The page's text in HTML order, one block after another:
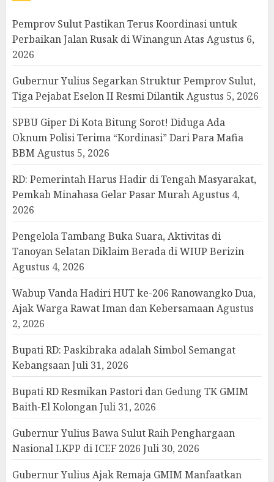
Pemprov Sulut Pastikan Terus Koordinasi untuk
Perbaikan Jalan Rusak di Winangun Atas Agustus 6,
2026
Gubernur Yulius Segarkan Struktur Pemprov Sulut,
Tiga Pejabat Eselon II Resmi DilantikAgustus 5, 2026
SPBU Giper Di Kota Bitung Sorot! Diduga Ada
Oknum Polisi Terima “Kordinasi” Dari Para Mafia
BBM Agustus 5, 2026
RD: Pemerintah Harus Hadir di Tengah Masyarakat,
Pemkab Minahasa Gelar Pasar MurahAgustus 4,
2026
Pengelola Tambang Buka Suara, Aktivitas di
Tanoyan Selatan Diklaim Berada di WIUP Berizin
Agustus 4, 2026
Wabup Vanda Hadiri HUT ke-206 Ranowangko Dua,
Ajak Warga Rawat Iman dan KebersamaanAgustus
2, 2026
Bupati RD: Paskibraka adalah Simbol Semangat
KebangsaanJuli 31, 2026
Bupati RD Resmikan Pastori dan Gedung TK GMIM
Baith-El KolonganJuli 31, 2026
Gubernur Yulius Bawa Sulut Raih Penghargaan
Nasional LKPP di ICEF 2026 Juli 30, 2026
Gubernur Yulius Ajak Remaja GMIM Manfaatkan